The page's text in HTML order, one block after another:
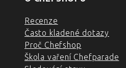
Recenze
Často kladené dotazy
Proč Chefshop
Škola vaření Chefparade